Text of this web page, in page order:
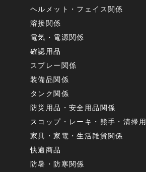
ヘルメット・フェイス関係
溶接関係
電気・電源関係
確認用品
スプレー関係
装備品関係
タンク関係
防災用品・安全用品関係
スコップ・レーキ・熊手・清掃
家具・家電・生活雑貨関係
快適商品
防暑・防寒関係